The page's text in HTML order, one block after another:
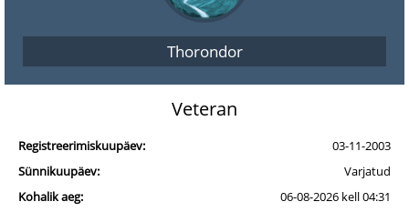
Thorondor
Veteran
Registreerimiskuupäev:
03-11-2003
Sünnikuupäev:
Varjatud
Kohalik aeg:
06-08-2026 kell 04:31